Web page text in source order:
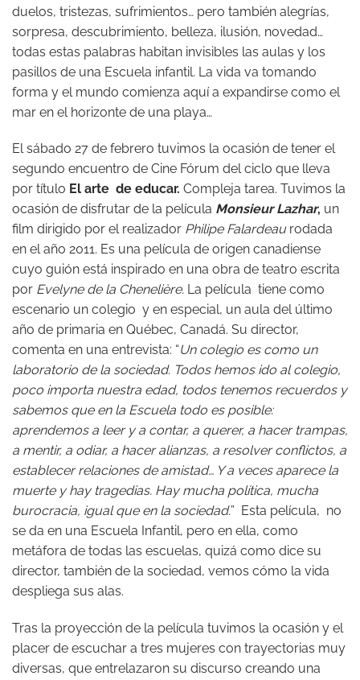
duelos, tristezas, sufrimientos… pero también alegrías,
sorpresa, descubrimiento, belleza, ilusión, novedad…
todas estas palabras habitan invisibles las aulas y los
pasillos de una Escuela infantil. La vida va tomando
forma y el mundo comienza aquí a expandirse como el
mar en el horizonte de una playa…
El sábado 27 de febrero tuvimos la ocasión de tener el
segundo encuentro de Cine Fórum del ciclo que lleva
por título El arte de educar. Compleja tarea. Tuvimos la
ocasión de disfrutar de la película Monsieur Lazhar, un
film dirigido por el realizador Philipe Falardeaurodada
en el año 2011. Es una película de origen canadiense
cuyo guión está inspirado en una obra de teatro escrita
por Evelyne de la Chenelière. La película tiene como
escenario un colegio y en especial, un aula del último
año de primaria en Québec, Canadá. Su director,
comenta en una entrevista: “Un colegio es como un
laboratorio de la sociedad. Todos hemos ido al colegio,
poco importa nuestra edad, todos tenemos recuerdos y
sabemos que en la Escuela todo es posible:
aprendemos a leer y a contar, a querer, a hacer trampas,
a mentir, a odiar, a hacer alianzas, a resolver conflictos, a
establecer relaciones de amistad… Y a veces aparece la
muerte y hay tragedias. Hay mucha política, mucha
burocracia, igual que en la sociedad.” Esta película, no
se da en una Escuela Infantil, pero en ella, como
metáfora de todas las escuelas, quizá como dice su
director, también de la sociedad, vemos cómo la vida
despliega sus alas.
Tras la proyección de la película tuvimos la ocasión y el
placer de escuchar a tres mujeres con trayectorias muy
diversas, que entrelazaron su discurso creando una